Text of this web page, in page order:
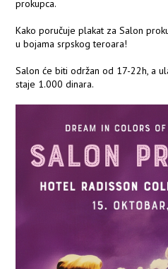
prokupca.
Kako poručuje plakat za Salon
u bojama srpskog teroara!
Salon će biti održan od 17-22h, a
staje 1.000 dinara.